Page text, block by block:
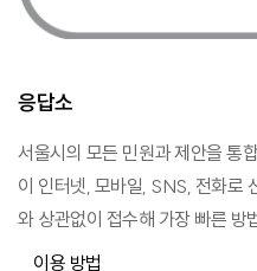
응답소
서울시의 모든 민원과 제안을 통
이 인터넷, 모바일, SNS, 전화로
와 상관없이 접수해 가장 빠른 방
이용 방법